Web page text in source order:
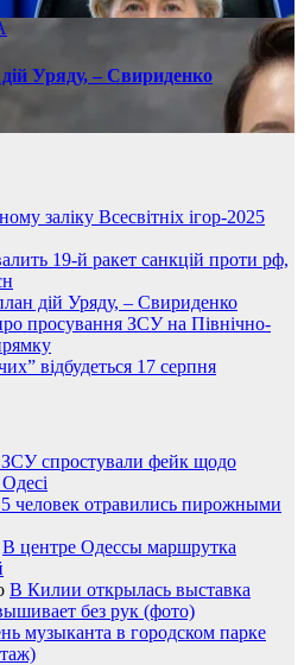
Уряду, – Свириденко
заліку Всесвітніх ігор-2025
19-й ракет санкцій проти рф,
дій Уряду, – Свириденко
просування ЗСУ на Північно-
відбудеться 17 серпня
спростували фейк щодо
человек отравились пирожными
В центре Одессы маршрутка
В Килии открылась выставка
без рук (фото)
музыканта в городском парке